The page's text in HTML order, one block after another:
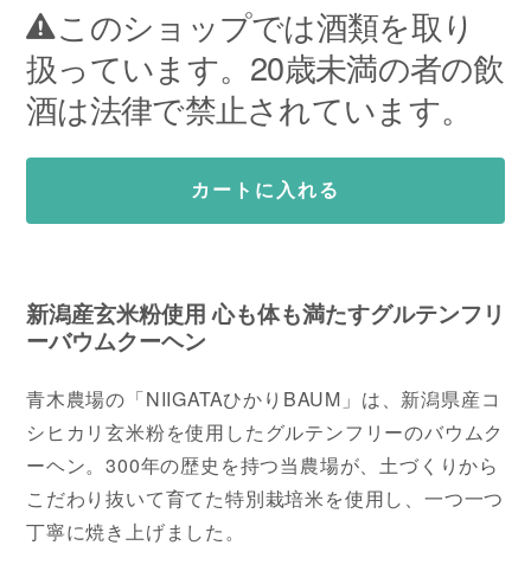
このショップでは酒類を取り
扱っています。20歳未満の者の飲
酒は法律で禁止されています。
カートに入れる
新潟産玄米粉使用 心も体も満たすグルテンフリ
ーバウムクーヘン
青木農場の「NIIGATAひかりBAUM」は、新潟県産コ
シヒカリ玄米粉を使用したグルテンフリーのバウムク
ーヘン。300年の歴史を持つ当農場が、土づくりから
こだわり抜いて育てた特別栽培米を使用し、一つ一つ
丁寧に焼き上げました。